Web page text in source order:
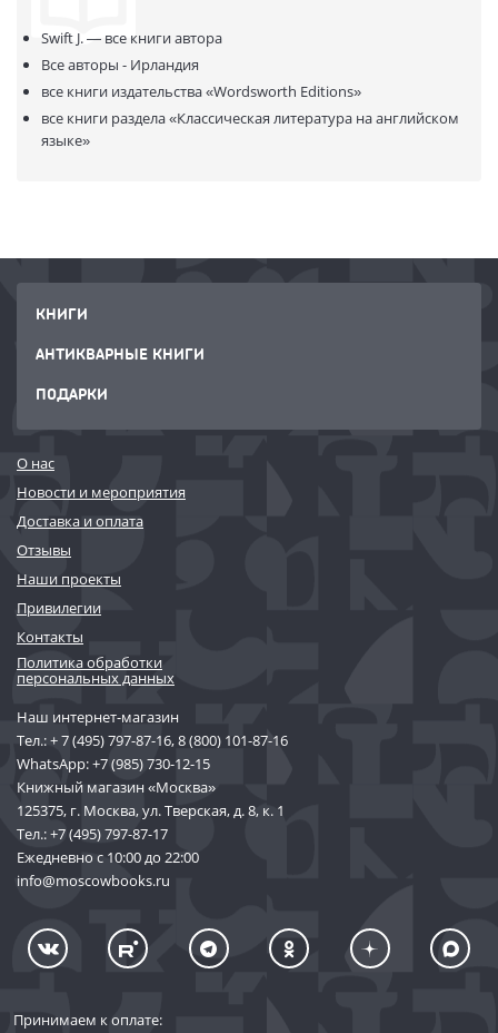
Swift J. — все книги автора
Все авторы - Ирландия
все книги издательства«Wordsworth Editions»
все книги раздела«Классическая литература на английском
языке»
КНИГИ
АНТИКВАРНЫЕ КНИГИ
ПОДАРКИ
О нас
Новости и мероприятия
Доставка и оплата
Отзывы
Наши проекты
Привилегии
Контакты
Политика обработки
персональных данных
Наш интернет-магазин
Тел.:+ 7 (495) 797-87-16,8 (800) 101-87-16
WhatsApp:+7 (985) 730-12-15
Книжный магазин «Москва»
125375, г. Москва, ул. Тверская, д. 8, к. 1
Тел.:+7 (495) 797-87-17
Ежедневно с 10:00 до 22:00
info@moscowbooks.ru
Принимаем к оплате: